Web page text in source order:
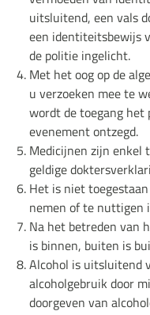
uitsluitend, een vals
een identiteitsbewijs
de politie ingelicht.
Met het oog op de
u verzoeken mee te
wordt de toegang
evenement ontzegd.
Medicijnen zijn enkel
geldige
Het is niet
nemen of te nuttigen
Na het betreden van
is binnen, buiten is
Alcohol is uitsluitend
alcoholgebruik door
doorgeven van